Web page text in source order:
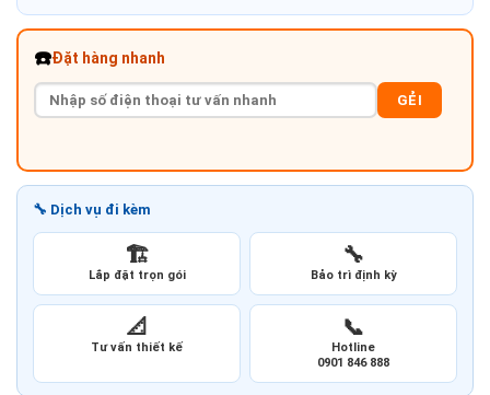
☎️Đặt hàng nhanh
GẺI
🔧 Dịch vụ đi kèm
🏗️
Lắp đặt trọn gói
🔧
Bảo trì định kỳ
📐
Tư vấn thiết kế
📞
Hotline
0901 846 888